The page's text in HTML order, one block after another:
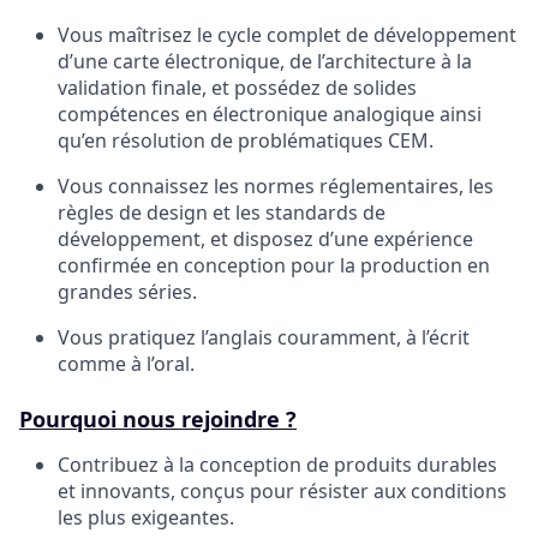
Vous maîtrisez le cycle complet de développement
d’une carte électronique, de l’architecture à la
validation finale, et possédez de solides
compétences en électronique analogique ainsi
qu’en résolution de problématiques CEM.
Vous connaissez les normes réglementaires, les
règles de design et les standards de
développement, et disposez d’une expérience
confirmée en conception pour la production en
grandes séries.
Vous pratiquez l’anglais couramment, à l’écrit
comme à l’oral.
Pourquoi nous rejoindre ?
Contribuez à la conception de produits durables
et innovants, conçus pour résister aux conditions
les plus exigeantes.